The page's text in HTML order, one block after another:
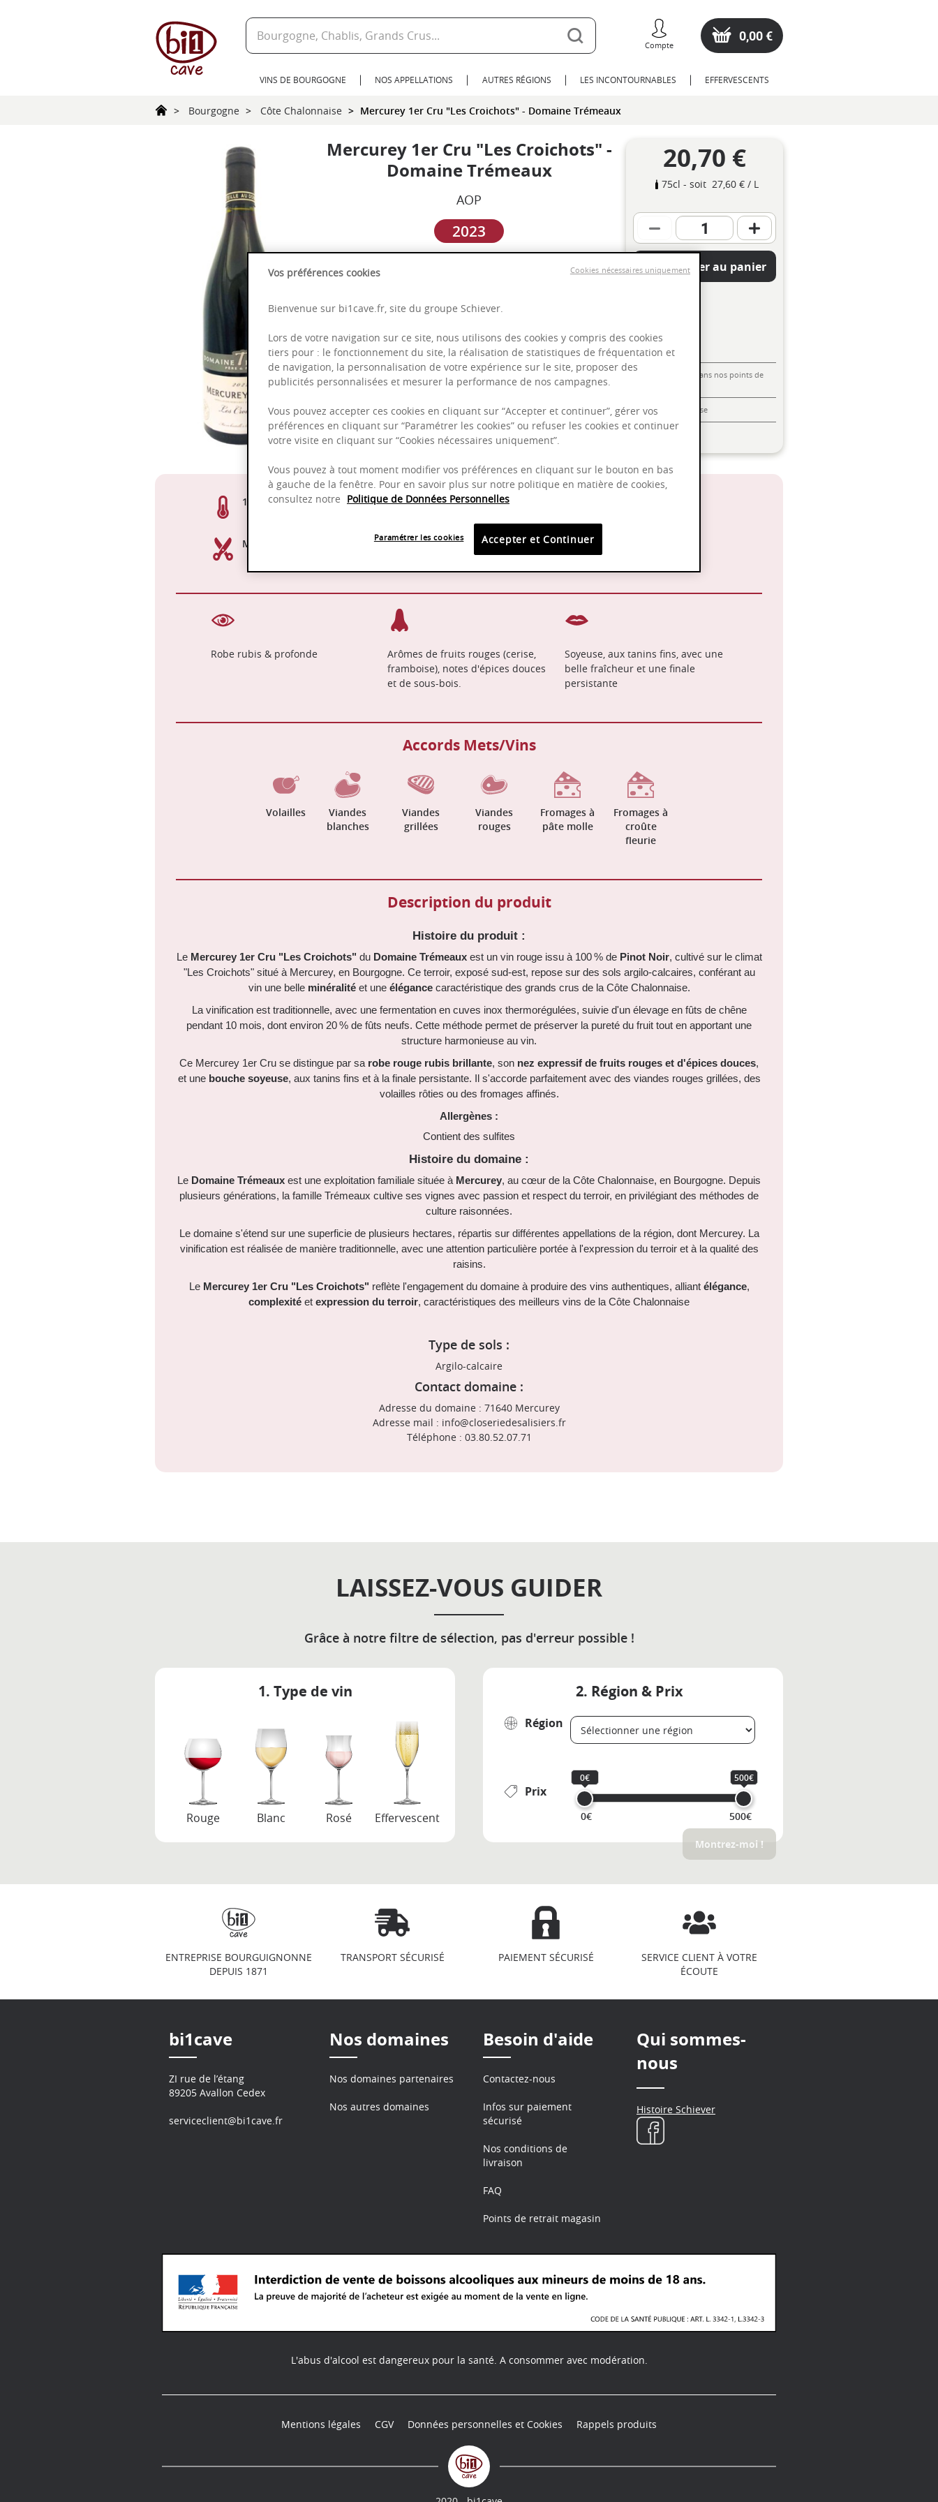
Compte
0,00 €
VINS DE BOURGOGNE NOS APPELLATIONS AUTRES RÉGIONS LES INCONTOURNABLES EFFERVESCENTS
Bourgogne Côte Chalonnaise Mercurey 1er Cru "Les Croichots" - Domaine Trémeaux
Mercurey 1er Cru "Les Croichots" -
Domaine Trémeaux
AOP
2023
Puissant
Complexité
Epicé
Fruité
20,70 €
75cl - soit 27,60 €/ L
Ajouter au panier
Livraison offerte dans nos points de
Emballage anti-casse
13,00% 15 - 18°C
Manuelle Pinot Noir
Robe rubis & profonde
Arômes de fruits rouges (cerise,
framboise), notes d'épices douces
et de sous-bois.
Soyeuse, aux tanins fins, avec une
belle fraîcheur et une finale
persistante
Accords Mets/Vins
Volailles
Viandes
blanches
Viandes
grillées
Viandes
rouges
Fromages à
pâte molle
Fromages à
croûte
fleurie
Description du produit
Histoire du produit :
Le Mercurey 1er Cru "Les Croichots" du Domaine Trémeauxest un vin rouge issu à 100 % de Pinot Noir, cultivé sur le climat
"Les Croichots" situé à Mercurey, en Bourgogne. Ce terroir, exposé sud-est, repose sur des sols argilo-calcaires, conférant au
vin une belle minéralitéet une élégancecaractéristique des grands crus de la Côte Chalonnaise.
La vinification est traditionnelle, avec une fermentation en cuves inox thermorégulées, suivie d'un élevage en fûts de chêne
pendant 10 mois, dont environ 20 % de fûts neufs. Cette méthode permet de préserver la pureté du fruit tout en apportant une
structure harmonieuse au vin.
Ce Mercurey 1er Cru se distingue par sa robe rouge rubis brillante, son nez expressif de fruits rouges et d'épices douces,
et une bouche soyeuse, aux tanins fins et à la finale persistante. Il s'accorde parfaitement avec des viandes rouges grillées, des
volailles rôties ou des fromages affinés.
Allergènes :
Contient des sulfites
Histoire du domaine :
Le Domaine Trémeaux est une exploitation familiale située à Mercurey, au cœur de la Côte Chalonnaise, en Bourgogne. Depuis
plusieurs générations, la famille Trémeaux cultive ses vignes avec passion et respect du terroir, en privilégiant des méthodes de
culture raisonnées.
Le domaine s'étend sur une superficie de plusieurs hectares, répartis sur différentes appellations de la région, dont Mercurey. La
vinification est réalisée de manière traditionnelle, avec une attention particulière portée à l'expression du terroir et à la qualité des
raisins.
Le Mercurey 1er Cru "Les Croichots" reflète l'engagement du domaine à produire des vins authentiques, alliant élégance,
complexité et expression du terroir, caractéristiques des meilleurs vins de la Côte Chalonnaise
Type de sols :
Argilo-calcaire
Contact domaine :
Adresse du domaine : 71640 Mercurey
Adresse mail : info@closeriedesalisiers.fr
Téléphone : 03.80.52.07.71
LAISSEZ-VOUS GUIDER
Grâce à notre filtre de sélection, pas d'erreur possible !
1. Type de vin
Rouge Blanc Rosé Effervescent
2. Région & Prix
Région
Prix
0€ 500€
0€ 500€
Montrez-moi !
ENTREPRISE BOURGUIGNONNE
DEPUIS 1871
TRANSPORT SÉCURISÉ PAIEMENT SÉCURISÉ
SERVICE CLIENT À VOTRE
ÉCOUTE
bi1cave
ZI rue de l’étang
89205 Avallon Cedex
serviceclient@bi1cave.fr
Nos domaines
Nos domaines partenaires
Nos autres domaines
Besoin d'aide
Contactez-nous
Infos sur paiement
sécurisé
Nos conditions de
livraison
FAQ
Points de retrait magasin
Qui sommes-
nous
Histoire Schiever
L'abus d'alcool est dangereux pour la santé. A consommer avec modération.
Mentions légales CGV Données personnelles et Cookies Rappels produits
Vos préférences cookies
Bienvenue sur bi1cave.fr, site du groupe Schiever.
Lors de votre navigation sur ce site, nous utilisons des cookies y compris des cookies
tiers pour : le fonctionnement du site, la réalisation de statistiques de fréquentation et
de navigation, la personnalisation de votre expérience sur le site, proposer des
publicités personnalisées et mesurer la performance de nos campagnes.
Vous pouvez accepter ces cookies en cliquant sur “Accepter et continuer”, gérer vos
préférences en cliquant sur “Paramétrer les cookies” ou refuser les cookies et continuer
votre visite en cliquant sur “Cookies nécessaires uniquement”.
Vous pouvez à tout moment modifier vos préférences en cliquant sur le bouton en bas
à gauche de la fenêtre. Pour en savoir plus sur notre politique en matière de cookies,
consultez notre Politique de Données Personnelles
Accepter et Continuer
Paramétrer les cookies
Cookies nécessaires uniquement